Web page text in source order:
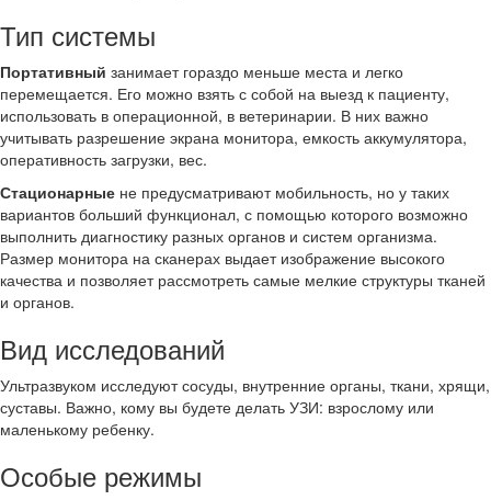
Тип системы
Портативный занимает гораздо меньше места и легко
перемещается. Его можно взять с собой на выезд к пациенту,
использовать в операционной, в ветеринарии. В них важно
учитывать разрешение экрана монитора, емкость аккумулятора,
оперативность загрузки, вес.
Стационарные не предусматривают мобильность, но у таких
вариантов больший функционал, с помощью которого возможно
выполнить диагностику разных органов и систем организма.
Размер монитора на сканерах выдает изображение высокого
качества и позволяет рассмотреть самые мелкие структуры тканей
и органов.
Вид исследований
Ультразвуком исследуют сосуды, внутренние органы, ткани, хрящи,
суставы. Важно, кому вы будете делать УЗИ: взрослому или
маленькому ребенку.
Особые режимы